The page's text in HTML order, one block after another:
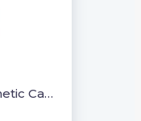
Ultimate Guard Magnetic Card Case 100 PT